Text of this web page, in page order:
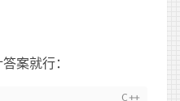
案就行：